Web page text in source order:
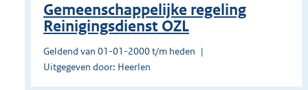
Gemeenschappelijke regeling
Reinigingsdienst OZL
Geldend van 01-01-2000 t/m heden
Uitgegeven door: Heerlen